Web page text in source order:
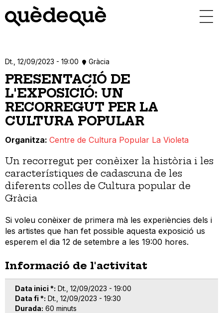
contingut
Dt., 12/09/2023 - 19:00 Gràcia
PRESENTACIÓ DE
L'EXPOSICIÓ: UN
RECORREGUT PER LA
CULTURA POPULAR
Organitza Centre de Cultura Popular La Violeta
Un recorregut per conèixer la història i les
característiques de cadascuna de les
diferents colles de Cultura popular de
Gràcia
Si voleu conèixer de primera mà les experiències dels i
les artistes que han fet possible aquesta exposició us
esperem el dia 12 de setembre a les 19:00 hores.
Informació de l'activitat
Data inici * Dt., 12/09/2023 - 19:00
Data fi * Dt., 12/09/2023 - 19:30
Durada 60 minuts